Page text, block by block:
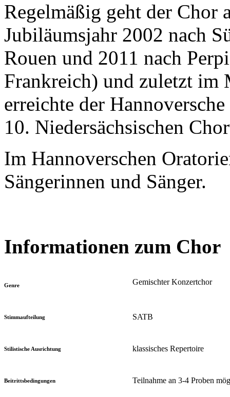
Regelmäßig geht der Chor
Jubiläumsjahr 2002 nach
Rouen und 2011 nach
Frankreich) und zuletzt im
erreichte der
10. Niedersächsischen
Im Hannoverschen
Sängerinnen und Sänger.
Informationen zum Chor
Genre Gemischter Konzertchor
Stimmaufteilung SATB
Stilistische Ausrichtung klassisches Repertoire
Beitrittsbedingungen Teilnahme an 3-4 Proben